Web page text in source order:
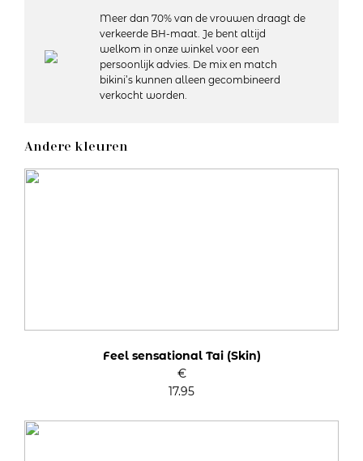
bij de tailleband geeft een luxe effect.
Details:
– Heuphoogte: Normaal
– Bedekt de billen gedeeltelijk
op gereduceerde temperatuur
Meer dan 70% van de vrouwen draagt de
verkeerde BH-maat. Je bent altijd
welkom in onze winkel voor een
persoonlijk advies. De mix en match
bikini’s kunnen alleen gecombineerd
verkocht worden.
Andere kleuren
Feel sensational Tai (Skin)
€
17.95